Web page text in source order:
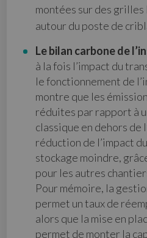
montées sur des
autour du poste de
Le bilan carbone de
à la fois l’impact du
le fonctionnement de
montre que les
réduites par rapport à
classique en dehors de
réduction de l’impact
stockage moindre,
pour les autres
Pour mémoire, la
permet un taux de
alors que la mise en
permet de monter la